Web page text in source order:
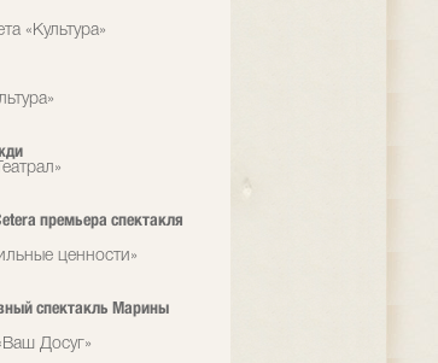
«Культура»
премьера спектакля
ценности»
спектакль Марины
Досуг»